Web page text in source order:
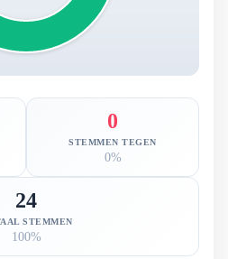
0
STEMMEN TEGEN
0%
24
STEMMEN
100%